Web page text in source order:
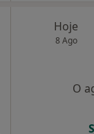
Hoje
8 Ago
O